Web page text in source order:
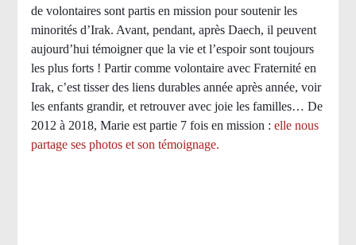
de volontaires sont partis en mission pour soutenir les
minorités d’Irak. Avant, pendant, après Daech, il peuvent
aujourd’hui témoigner que la vie et l’espoir sont toujours
les plus forts ! Partir comme volontaire avec Fraternité en
Irak, c’est tisser des liens durables année après année, voir
les enfants grandir, et retrouver avec joie les familles… De
2012 à 2018, Marie est partie 7 fois en mission : elle nous
partage ses photos et son témoignage.